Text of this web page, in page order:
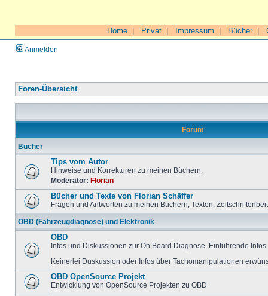
Home Privat Impressum Bücher|
Anmelden
Foren-Übersicht
Forum
Bücher
Tips vom Autor
Hinweise und Korrekturen zu meinen Büchern.
Moderator: Florian
Bücher und Texte von Florian Schäffer
Fragen und Antworten zu meinen Büchern, Texten,
OBD (Fahrzeugdiagnose) und Elektronik
OBD
Infos und Diskussionen zur On Board Diagnose. Einführende
Keinerlei Duskussion oder Infos über Tachomanipulationen
OBD OpenSource Projekt
Entwicklung von OpenSource Projekten zu OBD